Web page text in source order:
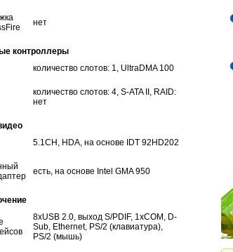
нет
контроллеры
количество слотов: 1, UltraDMA 100
количество слотов: 4, S-ATA II, RAID:
нет
5.1CH, HDA, на основе IDT 92HD202
есть, на основе Intel GMA 950
8xUSB 2.0, выход S/PDIF, 1xCOM, D-
Sub, Ethernet, PS/2 (клавиатура),
PS/2 (мышь)